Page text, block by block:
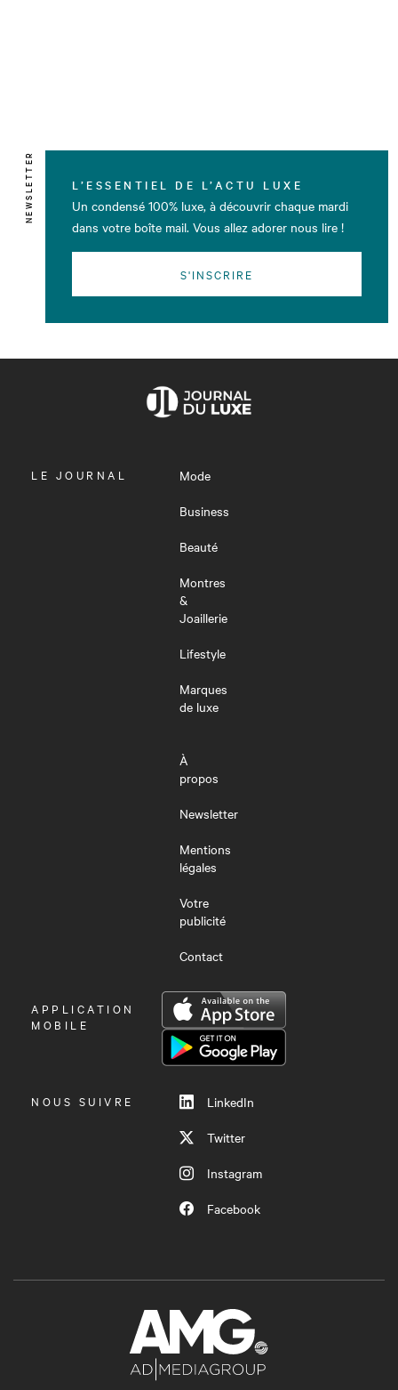
NEWSLETTER L’ESSENTIEL DE L’ACTU LUXE
Un condensé 100% luxe, à découvrir chaque mardi
dans votre boîte mail. Vous allez adorer nous lire !
S'INSCRIRE
OUVRIR
LE JOURNAL
Mode
Business
Beauté
Montres
&
Joaillerie
Lifestyle
Marques
de luxe
À
propos
Newsletter
Mentions
légales
Votre
publicité
Contact
OUVRIR
LE
APPLICATION
MOBILE
NOUS SUIVRE
LinkedIn
Twitter
Instagram
Facebook